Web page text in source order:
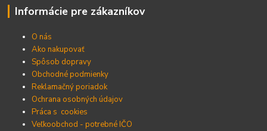
Informácie pre zákazníkov
O nás
Ako nakupovať
Spôsob dopravy
Obchodné podmienky
Reklamačný poriadok
Ochrana osobných údajov
Práca s cookies
Veľkoobchod - potrebné IČO